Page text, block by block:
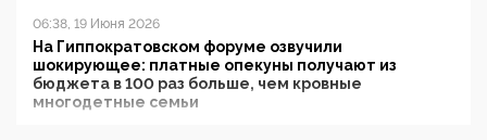
06:38, 19 Июня 2026
На Гиппократовском форуме озвучили
шокирующее: платные опекуны получают из
бюджета в 100 раз больше, чем кровные
многодетные семьи